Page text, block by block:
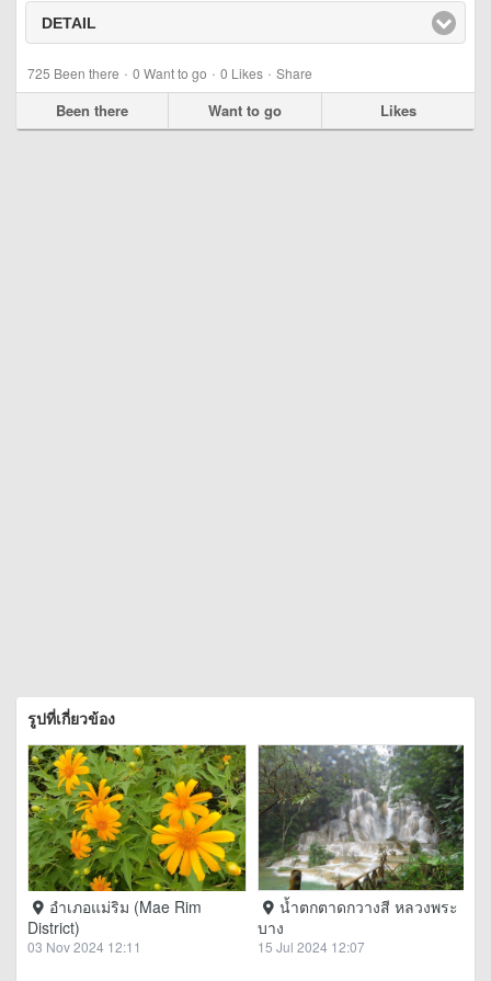
DETAIL
725 Been there · 0 Want to go · 0 Likes · Share
Been there Want to go Likes
รูปที่เกี่ยวข้อง
อำเภอแม่ริม (Mae Rim
District)
03 Nov 2024 12:11
น้ำตกตาดกวางสี หลวงพระ
บาง
15 Jul 2024 12:07